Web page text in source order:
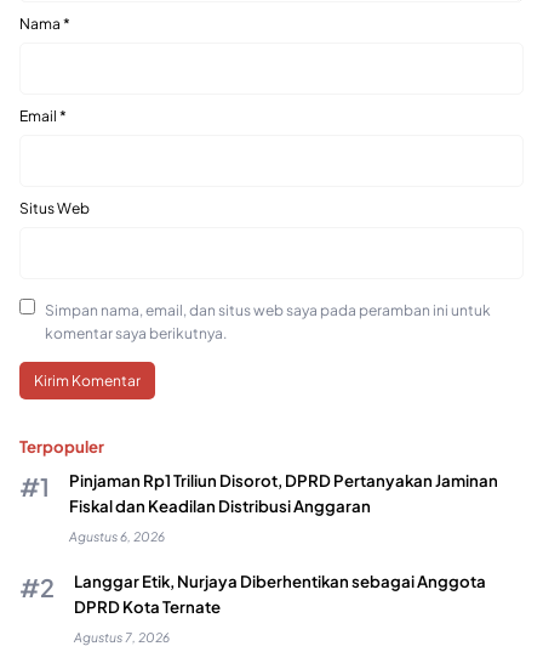
Nama *
Email *
Situs Web
Simpan nama, email, dan situs web saya pada peramban ini untuk
komentar saya berikutnya.
Terpopuler
Pinjaman Rp1 Triliun Disorot, DPRD Pertanyakan Jaminan
Fiskal dan Keadilan Distribusi Anggaran
Agustus 6, 2026
Langgar Etik, Nurjaya Diberhentikan sebagai Anggota
DPRD Kota Ternate
Agustus 7, 2026